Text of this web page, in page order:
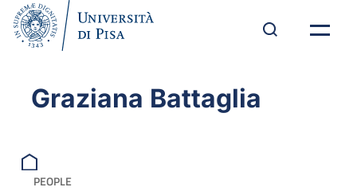
Graziana Battaglia
PEOPLE